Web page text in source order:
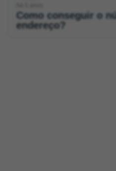
Como conseguir o
endereço?